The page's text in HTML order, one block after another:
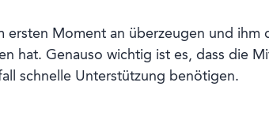
Moment an überzeugen und ihm
hat. Genauso wichtig ist es, dass die
schnelle Unterstützung benötigen.